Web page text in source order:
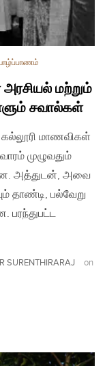
அரசியல் மற்றும்
சவால்கள்
கல்லூரி மாணவிகள்
முழுவதும்
அத்துடன், அவை
தாண்டி, பல்வேறு
பரந்துபட்ட
SURENTHIRARAJ
on